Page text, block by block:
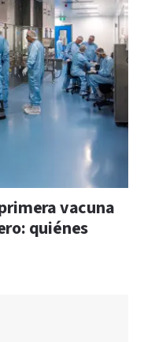
vacuna
quiénes